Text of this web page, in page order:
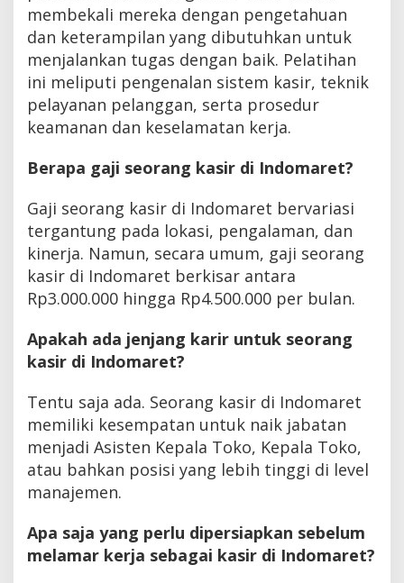
membekali mereka dengan pengetahuan
dan keterampilan yang dibutuhkan untuk
menjalankan tugas dengan baik. Pelatihan
ini meliputi pengenalan sistem kasir, teknik
pelayanan pelanggan, serta prosedur
keamanan dan keselamatan kerja.
Berapa gaji seorang kasir di Indomaret?
Gaji seorang kasir di Indomaret bervariasi
tergantung pada lokasi, pengalaman, dan
kinerja. Namun, secara umum, gaji seorang
kasir di Indomaret berkisar antara
Rp3.000.000 hingga Rp4.500.000 per bulan.
Apakah ada jenjang karir untuk seorang
kasir di Indomaret?
Tentu saja ada. Seorang kasir di Indomaret
memiliki kesempatan untuk naik jabatan
menjadi Asisten Kepala Toko, Kepala Toko,
atau bahkan posisi yang lebih tinggi di level
manajemen.
Apa saja yang perlu dipersiapkan sebelum
melamar kerja sebagai kasir di Indomaret?